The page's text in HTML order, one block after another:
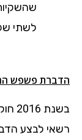
לשתי
הדברת פשפש
רשאי לבצע